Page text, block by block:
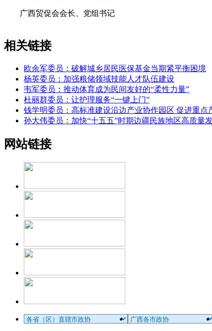
广西贸促会会长、党组书记
相关链接
欧余军委员：破解城乡居民医保基金当期紧平衡困境
杨英委员：加强粮储领域技能人才队伍建设
韦军委员：推动体育成为民间友好的“柔性力量”
杜丽群委员：让护理服务“一键上门”
钱学明委员：高标准建设沿边产业协作园区 促进重点
孙大伟委员：加快“十五五”时期边疆民族地区高质量
网站链接